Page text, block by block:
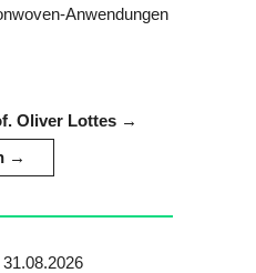
Anwendungen
Oliver Lottes